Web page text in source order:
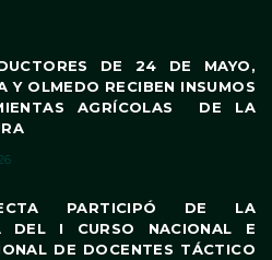
DE 24 DE MAYO,
Y OLMEDO RECIBEN INSUMOS
AGRÍCOLAS DE LA
PARTICIPÓ DE LA
DEL I CURSO NACIONAL E
DE DOCENTES TÁCTICO